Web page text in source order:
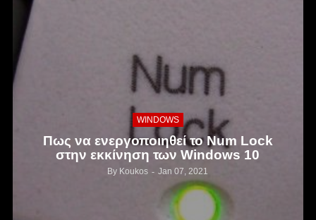
WINDOWS
Πως να ενεργοποιηθεί το Num Lock
στην εκκίνηση των Windows 10
By Koukos Jan 07, 2021